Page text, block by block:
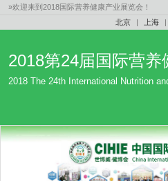
»欢迎来到2018国际营养健康产业展览会！
北京
| 上海 |
2018第24届国际营
2018 The 24th International Nutrition